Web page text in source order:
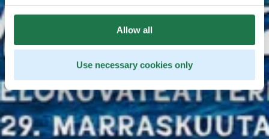
Allow all
Use necessary cookies only